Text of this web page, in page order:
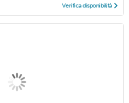
Verifica disponibilità